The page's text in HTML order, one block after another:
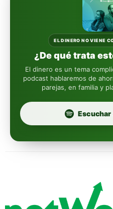
Sura
Insignia
EL DINERO NO VIENE
¿De qué trata
El dinero es un tema
podcast hablaremos de
parejas, en familia y